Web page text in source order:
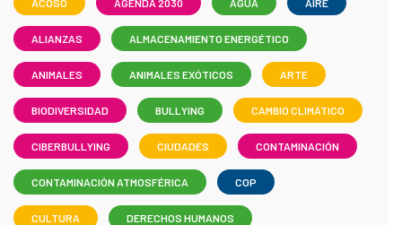
ACOSO AGENDA 2030 AGUA AIRE
ALIANZAS ALMACENAMIENTO ENERGÉTICO
ANIMALES ANIMALES EXÓTICOS ARTE
BIODIVERSIDAD BULLYING CAMBIO CLIMÁTICO
CIBERBULLYING CIUDADES CONTAMINACIÓN
CONTAMINACIÓN ATMOSFÉRICA COP
CULTURA DERECHOS HUMANOS